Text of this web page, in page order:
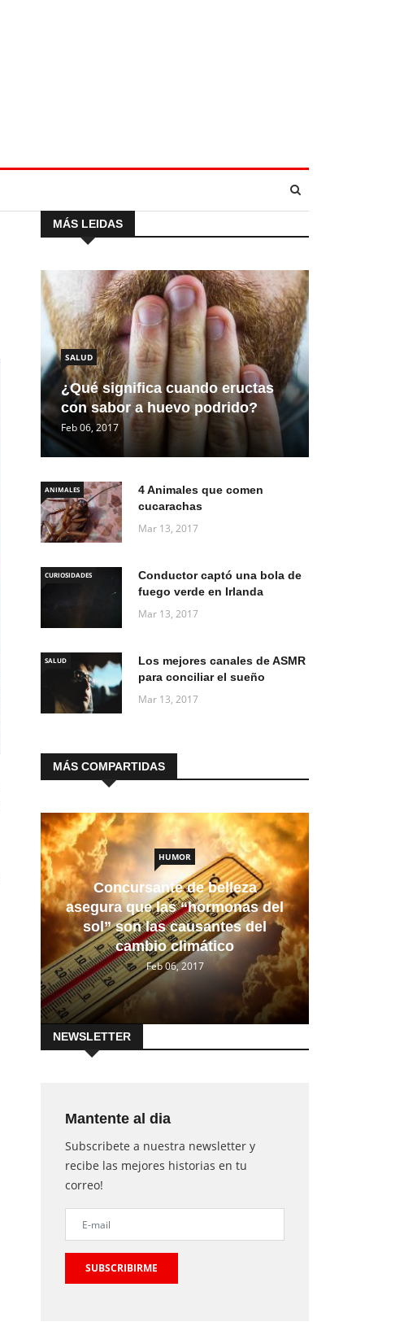
MÁS LEIDAS
SALUD
¿Qué significa cuando eructas
con sabor a huevo podrido?
Feb 06, 2017
ANIMALES
4 Animales que comen
cucarachas
Mar 13, 2017
CURIOSIDADES
Conductor captó una bola de
fuego verde en Irlanda
Mar 13, 2017
SALUD
Los mejores canales de ASMR
para conciliar el sueño
Mar 13, 2017
MÁS COMPARTIDAS
HUMOR
Concursante de belleza
asegura que las “hormonas del
sol” son las causantes del
cambio climático
Feb 06, 2017
NEWSLETTER
Mantente al dia
Subscribete a nuestra newsletter y
recibe las mejores historias en tu
correo!
SUBSCRIBIRME